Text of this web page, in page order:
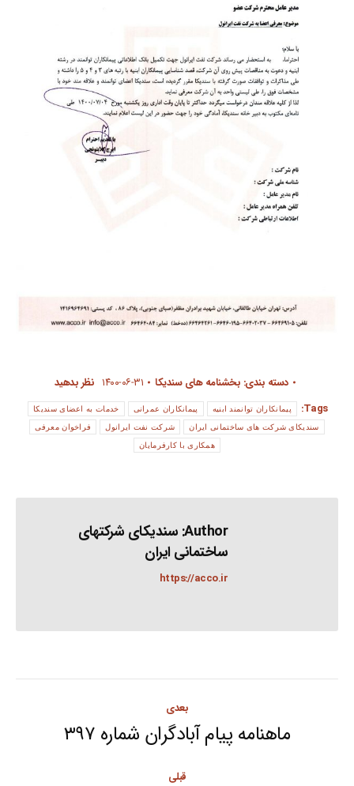
دسته بندی: بخشنامه های سندیکا ۱۴۰۰-۰۶-۳۱ نظر بدهید
Tags:
پیمانکاران توانمند ابنیه پیمانکاران عمرانی خدمات به اعضای سندیکا
سندیکای شرکت های ساختمانی ایران شرکت نفت ایرانول فراخوان معرفی
همکاری با کارفرمایان
Author: سندیکای شرکتهای
ساختمانی ایران
https://acco.ir
Post
navigation
قبلی
بعدی
Next
ماهنامه پیام آبادگران شماره ۳۹۷